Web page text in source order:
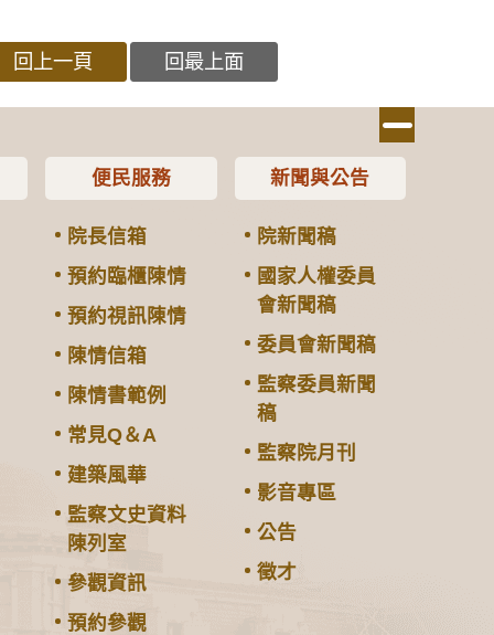
回上一頁 回最上面
便民服務
院長信箱
預約臨櫃陳情
預約視訊陳情
陳情信箱
陳情書範例
常見Q＆A
建築風華
監察文史資料
陳列室
參觀資訊
預約參觀
新聞與公告
院新聞稿
國家人權委員
會新聞稿
委員會新聞稿
監察委員新聞
稿
監察院月刊
影音專區
公告
徵才